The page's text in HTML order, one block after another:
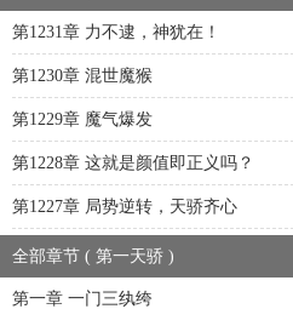
第1231章 力不逮，神犹在！
第1230章 混世魔猴
第1229章 魔气爆发
第1228章 这就是颜值即正义吗？
第1227章 局势逆转，天骄齐心
全部章节 ( 第一天骄 )
第一章 一门三纨绔